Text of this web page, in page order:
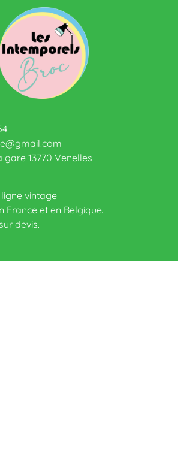
gare 13770 Venelles
vintage
France et en Belgique.
devis.